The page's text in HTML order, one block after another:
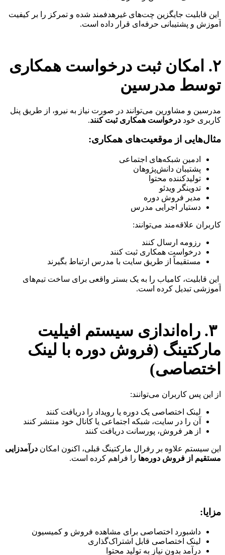
این قابلیت جایگزین چت‌های غیرهدفمند شده و تمرکز را بر کیفیت
آموزش و پشتیبانی حرفه‌ای قرار داده است.
۲. امکان ثبت درخواست همکاری
توسط مدرسین
مدرسین و مشاورین می‌توانند در صورت نیاز به نیرو، از طریق پنل
کاربری خود درخواست همکاری ثبت کنند.
مثال‌هایی از موقعیت‌های همکاری:
ادمین شبکه‌های اجتماعی
پشتیبان دانش‌پژوهان
تولیدکننده محتوا
تدوینگر ویدئو
مدیر فروش دوره
دستیار اجرایی مدرس
کاربران علاقه‌مند می‌توانند:
رزومه ارسال کنند
درخواست همکاری ثبت کنند
مستقیماً از طریق سایت با مدرس ارتباط بگیرند
این قابلیت، کامیاب را به یک بستر واقعی برای ساخت تیم‌های
آموزشی تبدیل کرده است.
۳. راه‌اندازی سیستم افیلیت
مارکتینگ (فروش دوره با لینک
اختصاصی)
از این پس کاربران می‌توانند:
لینک اختصاصی یک دوره یا رویداد را دریافت کنند
آن را در سایت، شبکه اجتماعی یا کانال خود منتشر کنند
از هر فروش، پورسانت دریافت کنند
این سیستم علاوه بر رفرال مارکتینگ قبلی، اکنون امکان درآمدزایی
مستقیم از فروش دوره‌ها را فراهم کرده است.
مزایا:
داشبورد اختصاصی برای مشاهده فروش و کمیسیون
لینک اختصاصی قابل اشتراک‌گذاری
درآمد بدون نیاز به تولید محتوا